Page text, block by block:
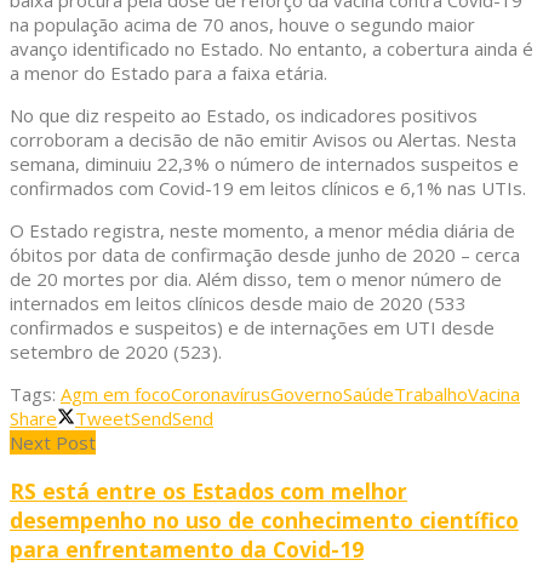
na população acima de 70 anos, houve o segundo maior
avanço identificado no Estado. No entanto, a cobertura ainda é
a menor do Estado para a faixa etária.
No que diz respeito ao Estado, os indicadores positivos
corroboram a decisão de não emitir Avisos ou Alertas. Nesta
semana, diminuiu 22,3% o número de internados suspeitos e
confirmados com Covid-19 em leitos clínicos e 6,1% nas UTIs.
O Estado registra, neste momento, a menor média diária de
óbitos por data de confirmação desde junho de 2020 – cerca
de 20 mortes por dia. Além disso, tem o menor número de
internados em leitos clínicos desde maio de 2020 (533
confirmados e suspeitos) e de internações em UTI desde
setembro de 2020 (523).
Tags: Agm em focoCoronavírusGovernoSaúdeTrabalhoVacina
Share
TweetSendSend
Next Post
RS está entre os Estados com melhor
desempenho no uso de conhecimento científico
para enfrentamento da Covid-19